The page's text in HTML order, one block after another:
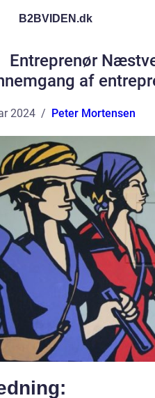
B2BVIDEN.dk
Entreprenør
af
2024 Peter Mortensen